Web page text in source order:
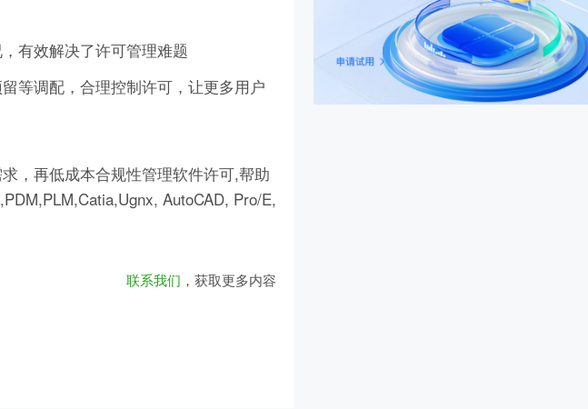
有效解决了许可管理难题
等调配，合理控制许可，让更多用户
，再低成本合规性管理软件许可,帮助
AutoCAD, Pro/E,
联系我们 ，获取更多内容